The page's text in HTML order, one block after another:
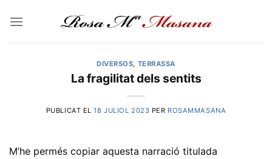
DIVERSOS, TERRASSA
La fragilitat dels sentits
PUBLICAT EL18 JULIOL 2023 PER ROSAMMASANA
M’he permés copiar aquesta narració titulada